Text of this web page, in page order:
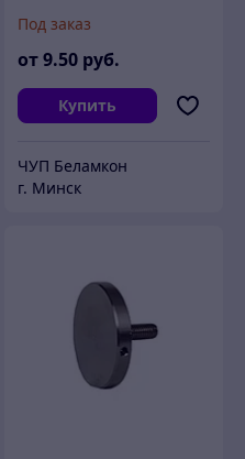
Под заказ
от 9.50 руб.
Купить
ЧУП Беламкон
г. Минск